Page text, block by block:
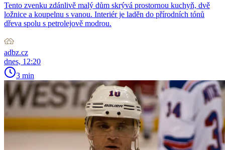
Tento zvenku zdánlivě malý dům skrývá prostornou kuchyň, dvě
ložnice a koupelnu s vanou. Interiér je laděn do přírodních tónů
dřeva spolu s petrolejově modrou.
adbz.cz
dnes, 12:20
3 min